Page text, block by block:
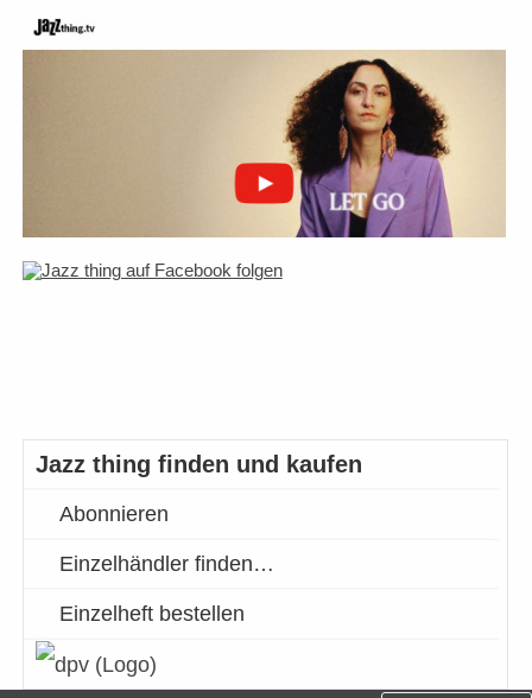
Jazz thing finden und kaufen
Abonnieren
Einzelhändler finden…
Einzelheft bestellen